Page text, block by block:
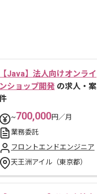
Java】法人向けオンライ
ショップ開発 の求人・案
~700,000円／月
業務委託
フロントエンドエンジニア
天王洲アイル（東京都）